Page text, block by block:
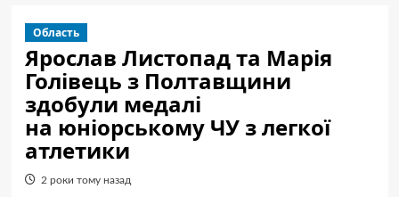
Область
Ярослав Листопад та Марія
Голівець з Полтавщини
здобули медалі
на юніорському ЧУ з легкої
атлетики
2 роки тому назад